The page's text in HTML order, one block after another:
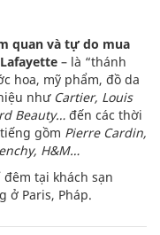
quan và tự do mua
– là “thánh
hoa, mỹ phẩm, đồ da
như Cartier, Louis
Beauty… đến các thời
gồm Pierre Cardin,
H&M…
tại khách sạn
ở Paris, Pháp.